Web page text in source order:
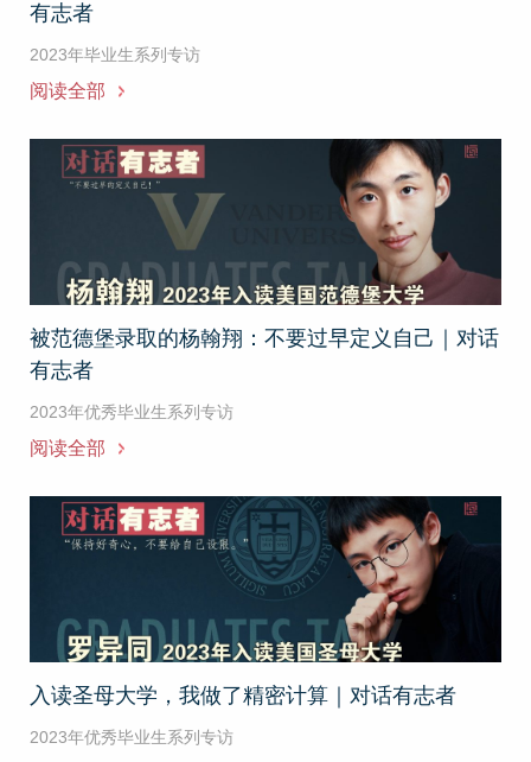
有志者
2023年毕业生系列专访
阅读全部
被范德堡录取的杨翰翔：不要过早定义自己｜对话
有志者
2023年优秀毕业生系列专访
阅读全部
入读圣母大学，我做了精密计算｜对话有志者
2023年优秀毕业生系列专访